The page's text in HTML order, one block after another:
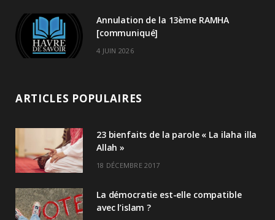
Annulation de la 13ème RAMHA
[communiqué]
4 JUIN 2026
ARTICLES POPULAIRES
23 bienfaits de la parole « La ilaha illa
Allah »
18 DÉCEMBRE 2017
La démocratie est-elle compatible
avec l’islam ?